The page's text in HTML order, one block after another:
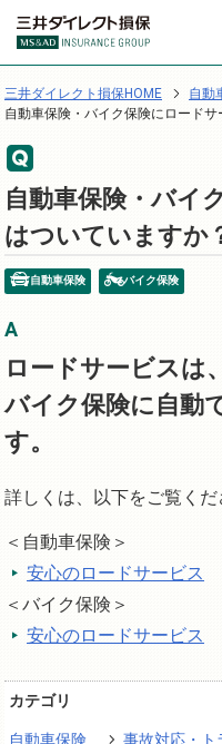
三井ダイレクト損保HOME 自動
自動車保険・バイク保険にロード
自動車保険・バイ
はついていますか
自動車保険 バイク保険
ロードサービスは
バイク保険に自動
す。
詳しくは、以下をご覧くだ
＜自動車保険＞
安心のロードサービス
＜バイク保険＞
安心のロードサービス
カテゴリ
自動車保険
事故対応・ト